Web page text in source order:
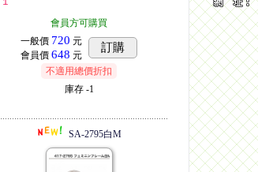
會員方可購買
一般價 720 元
會員價 648 元
訂購
不適用總價折扣
庫存 -1
SA-2795白M